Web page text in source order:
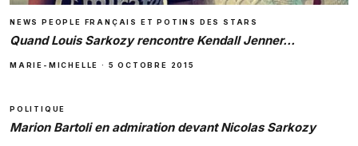
NEWS PEOPLE FRANÇAIS ET POTINS DES STARS
Quand Louis Sarkozy rencontre Kendall Jenner…
MARIE-MICHELLE · 5 OCTOBRE 2015
POLITIQUE
Marion Bartoli en admiration devant Nicolas Sarkozy